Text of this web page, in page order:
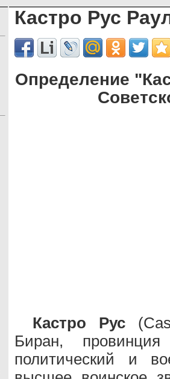
Кастро Рус
Определение
Кастро Рус
Биран, провинция
политический и